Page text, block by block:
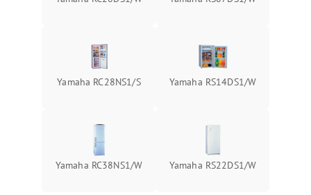
Yamaha RC28NS1/S Yamaha RS14DS1/W
Yamaha RC38NS1/W Yamaha RS22DS1/W